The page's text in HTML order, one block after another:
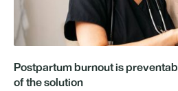
Postpartum burnout is
of the solution